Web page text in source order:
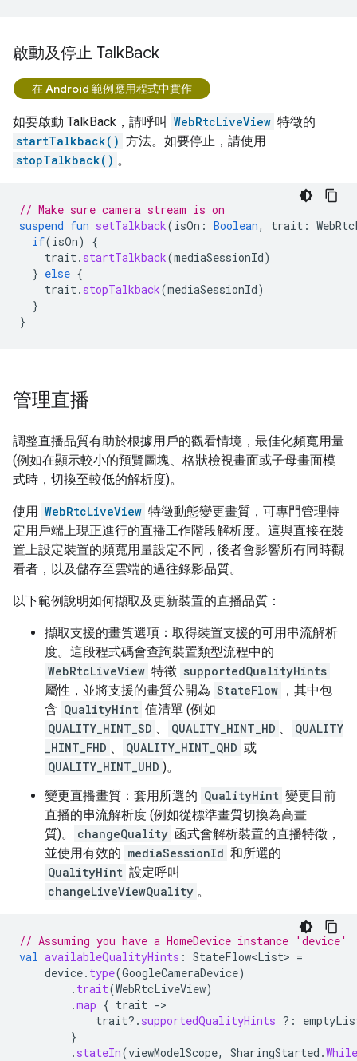
啟動及停止 TalkBack
在 Android 範例應用程式中實作
如要啟動 TalkBack，請呼叫 WebRtcLiveView 特徵的
startTalkback() 方法。如要停止，請使用
stopTalkback() 。
// Make sure camera stream is on
suspend fun setTalkback(isOn : Boolean, trait :
if(isOn)
{
trait. startTalkback(mediaSessionId)
} else {
trait. stopTalkback(mediaSessionId)
}
}
管理直播
調整直播品質有助於根據用戶的觀看情境，最佳化頻寬用量
(例如在顯示較小的預覽圖塊、格狀檢視畫面或子母畫面模
式時，切換至較低的解析度)。
使用 WebRtcLiveView 特徵動態變更畫質，可專門管理特
定用戶端上現正進行的直播工作階段解析度。這與直接在裝
置上設定裝置的頻寬用量設定不同，後者會影響所有同時觀
看者，以及儲存至雲端的過往錄影品質。
以下範例說明如何擷取及更新裝置的直播品質：
擷取支援的畫質選項：取得裝置支援的可用串流解析
度。這段程式碼會查詢裝置類型流程中的
WebRtcLiveView 特徵 supportedQualityHints
屬性，並將支援的畫質公開為 StateFlow ，其中包
含 QualityHint 值清單 (例如
QUALITY_HINT_SD 、 QUALITY_HINT_HD 、
QUALITY
_HINT_FHD 、 QUALITY_HINT_QHD 或
QUALITY_HINT_UHD )。
變更直播畫質：套用所選的 QualityHint 變更目前
直播的串流解析度 (例如從標準畫質切換為高畫
質)。
changeQuality 函式會解析裝置的直播特徵，
並使用有效的 mediaSessionId 和所選的
QualityHint 設定呼叫
changeLiveViewQuality 。
// Assuming you have a HomeDevice instance 'device'
val availableQualityHints : StateFlow<List> =
device. type(GoogleCameraDevice)
. trait(WebRtcLiveView)
.map { trait ->
trait?. supportedQualityHints ?:
}
. stateIn(viewModelScope, SharingStarted .